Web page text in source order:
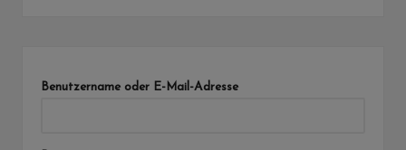
Benutzername oder E-Mail-Adresse